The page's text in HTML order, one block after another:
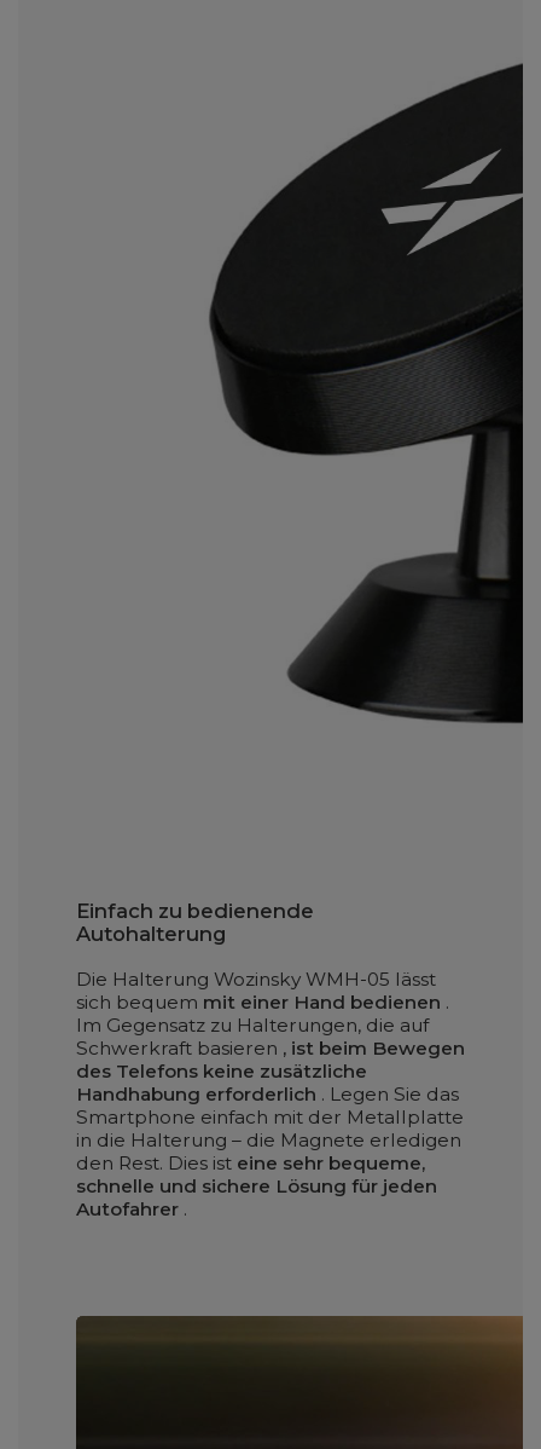
Einfach zu bedienende
Autohalterung
Die Halterung Wozinsky WMH-05 lässt
sich bequem mit einer Hand bedienen .
Im Gegensatz zu Halterungen, die auf
Schwerkraft basieren , ist beim Bewegen
des Telefons keine zusätzliche
Handhabung erforderlich . Legen Sie das
Smartphone einfach mit der Metallplatte
in die Halterung – die Magnete erledigen
den Rest. Dies ist eine sehr bequeme,
schnelle und sichere Lösung für jeden
Autofahrer .